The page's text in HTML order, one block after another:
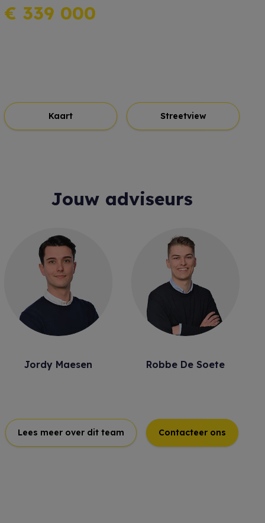
€ 339 000
Kaart Streetview
Jouw adviseurs
Jordy Maesen Robbe De Soete
Lees meer over dit team Contacteer ons